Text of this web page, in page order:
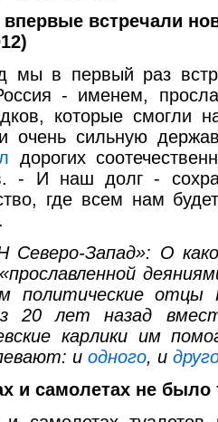
встречали
мы в первый раз
- именем,
которые смогли
очень сильную
дорогих
- И наш долг -
где всем нам
Северо-Запад»: О
отцы
20 лет назад
карлики им
и одного, и
и самолетах не было